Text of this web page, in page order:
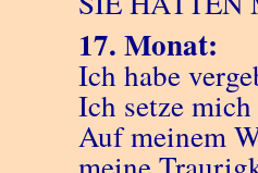
17. Monat:
Ich habe
Ich setze
Auf meinem